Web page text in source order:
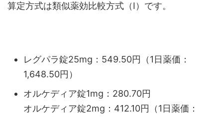
算定方式は類似薬効比較方式（Ⅰ）です。
レグパラ錠25mg：549.50円（1日薬価：
1,648.50円）
オルケディア錠1mg：280.70円
オルケディア錠2mg：412.10円（1日薬価：